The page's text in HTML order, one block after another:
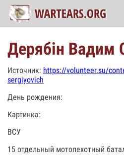
Дерябін Вадим
Источник: https://volunteer.su/
sergiyovich
День рождения:
Картинка:
ВСУ
15 отдельный мотопехотный